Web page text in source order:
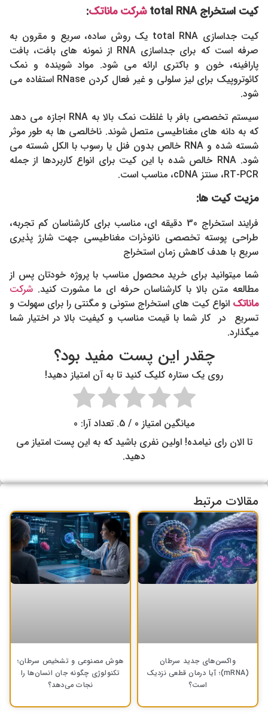
کیت استخراجtotal RNAشرکت ماناتک:
کیت جداسازی total RNA یک روش ساده، سریع و مقرون به
صرفه است که برای جداسازی RNA از نمونه های بافت، بافت
پارافینه، خون و باکتری ارائه می شود. مواد شوینده و نمک
کائوتروپیک برای لیز سلولی و غیر فعال کردن RNase استفاده می
شود.
سیستم تخصصی بافر با غلظت نمک بالا به RNA اجازه می دهد
که به دانه های مغناطیسی متصل شوند. ناخالصی ها به طور موثر
شسته شده و RNA خالص بدون فنل یا رسوب با الکل شسته می
شود. RNA خالص شده با این کیت برای انواع کاربردها از جمله
RT-PCR، سنتز cDNA، مناسب است.
مزیت کیت ها:
فرایند استخراج 30 دقیقه ای، مناسب برای کارشناسان کم تجربه،
طراحی پوسته تخصصی نانوذرات مغناطیسی جهت شارژ پذیری
سریع با هدف کاهش زمان استخراج
شما میتوانید برای خرید محصول مناسب با پروژه خودتان پس از
مطالعه متن بالا با کارشناسان حرفه ای ما مشورت کنید. شرکت
ماناتک انواع کیت های استخراج ستونی و مگنتی را برای سهولت و
تسریع در کار شما با قیمت مناسب و کیفیت بالا در اختیار شما
میگذارد.
چقدر این پست مفید بود؟
روی یک ستاره کلیک کنید تا به آن امتیاز دهید!
میانگین امتیاز 0 / 5. تعداد آرا:
0
تا الان رای نیامده! اولین نفری باشید که به این پست امتیاز می
دهید.
مقالات مرتبط
واکسن‌های جدید سرطان
(mRNA)؛ آیا درمان قطعی نزدیک
است؟
هوش مصنوعی و تشخیص سرطان؛
تکنولوژی چگونه جان انسان‌ها را
نجات می‌دهد؟